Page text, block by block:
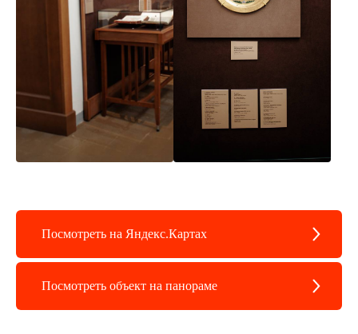
Посмотреть на Яндекс.Картах
Посмотреть объект на панораме
© 2025 НКО «ЦРУ»
Политика обработки персональных данных
Сувениры и мерч